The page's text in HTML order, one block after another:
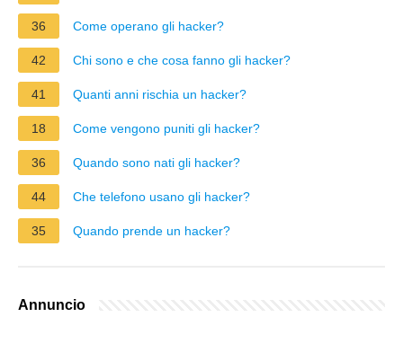
36 Come operano gli hacker?
42 Chi sono e che cosa fanno gli hacker?
41 Quanti anni rischia un hacker?
18 Come vengono puniti gli hacker?
36 Quando sono nati gli hacker?
44 Che telefono usano gli hacker?
35 Quando prende un hacker?
Annuncio